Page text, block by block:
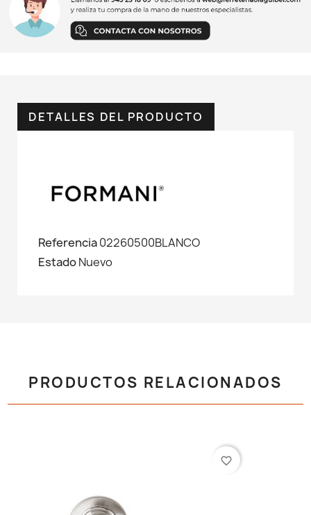
DETALLES DEL PRODUCTO
Referencia02260500BLANCO
EstadoNuevo
PRODUCTOS RELACIONADOS
favorite_border